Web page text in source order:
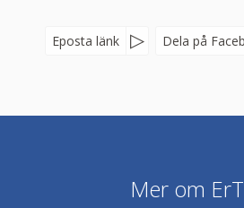
Eposta länk Dela på
Mer om